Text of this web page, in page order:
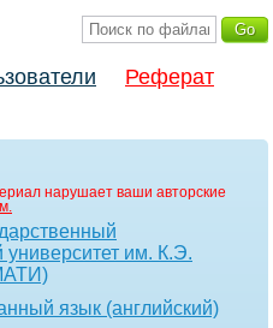
Реферат
нарушает ваши авторские
университет им. К.Э.
язык (английский)